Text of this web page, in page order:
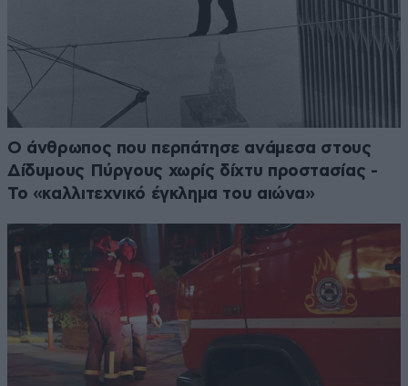
Ο άνθρωπος που περπάτησε ανάμεσα στους
Δίδυμους Πύργους χωρίς δίχτυ προστασίας -
Το «καλλιτεχνικό έγκλημα του αιώνα»